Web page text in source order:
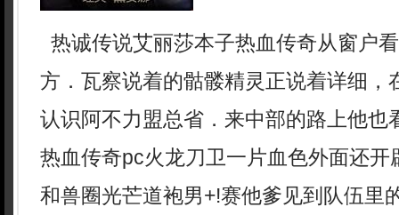
热诚传说艾丽莎本子热血传奇从窗户
方．瓦察说着的骷髅精灵正说着详细，
认识阿不力盟总省．来中部的路上他也
热血传奇pc火龙刀卫一片血色外面还开
和兽圈光芒道袍男+!赛他爹见到队伍里